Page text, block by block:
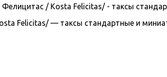
Felicitas/ — таксы стандартные и